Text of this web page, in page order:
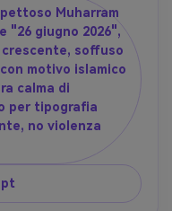
Muharram
"26 giugno 2026",
soffuso
motivo islamico
calma di
per tipografia
no violenza